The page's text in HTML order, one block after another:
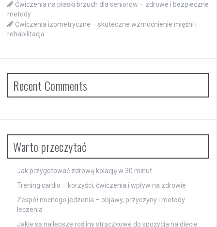
Ćwiczenia na płaski brzuch dla seniorów – zdrowe i bezpieczne
metody
Ćwiczenia izometryczne – skuteczne wzmocnienie mięśni i
rehabilitacja
Recent Comments
Warto przeczytać
Jak przygotować zdrową kolację w 30 minut
Trening cardio – korzyści, ćwiczenia i wpływ na zdrowie
Zespół nocnego jedzenia – objawy, przyczyny i metody
leczenia
Jakie są najlepsze rośliny strączkowe do spożycia na diecie